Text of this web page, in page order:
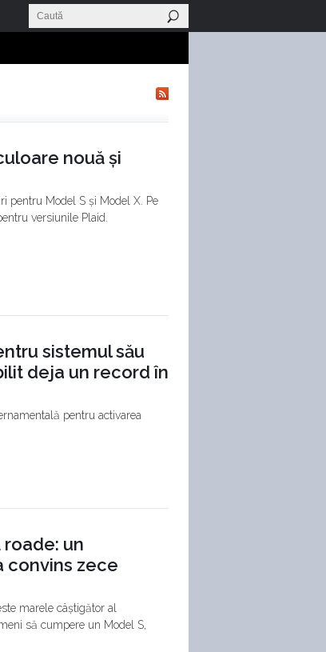
nouă și
pentru Model S și Model X. Pe
versiunile Plaid.
sistemul său
deja un record în
pentru activarea
un
convins zece
marele câștigător al
să cumpere un Model S,